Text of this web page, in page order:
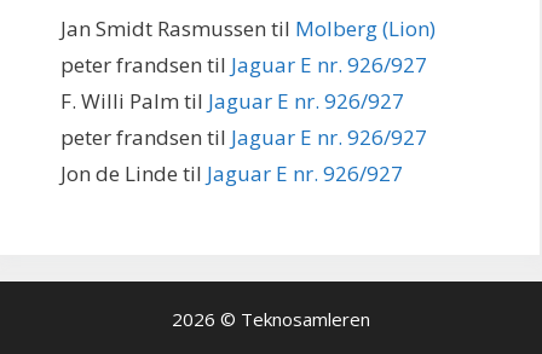
Jan Smidt Rasmussen til Molberg (Lion)
peter frandsen til Jaguar E nr. 926/927
F. Willi Palm til Jaguar E nr. 926/927
peter frandsen til Jaguar E nr. 926/927
Jon de Linde til Jaguar E nr. 926/927
2026 © Teknosamleren